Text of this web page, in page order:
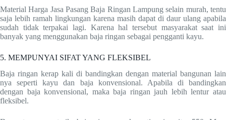
Material Harga Jasa Pasang Baja Ringan Lampung selain murah, tentu
saja lebih ramah lingkungan karena masih dapat di daur ulang apabila
sudah tidak terpakai lagi. Karena hal tersebut masyarakat saat ini
banyak yang menggunakan baja ringan sebagai pengganti kayu.
5. MEMPUNYAI SIFAT YANG FLEKSIBEL
Baja ringan kerap kali di bandingkan dengan material bangunan lain
nya seperti kayu dan baja konvensional. Apabila di bandingkan
dengan baja konvensional, maka baja ringan jauh lebih lentur atau
fleksibel.